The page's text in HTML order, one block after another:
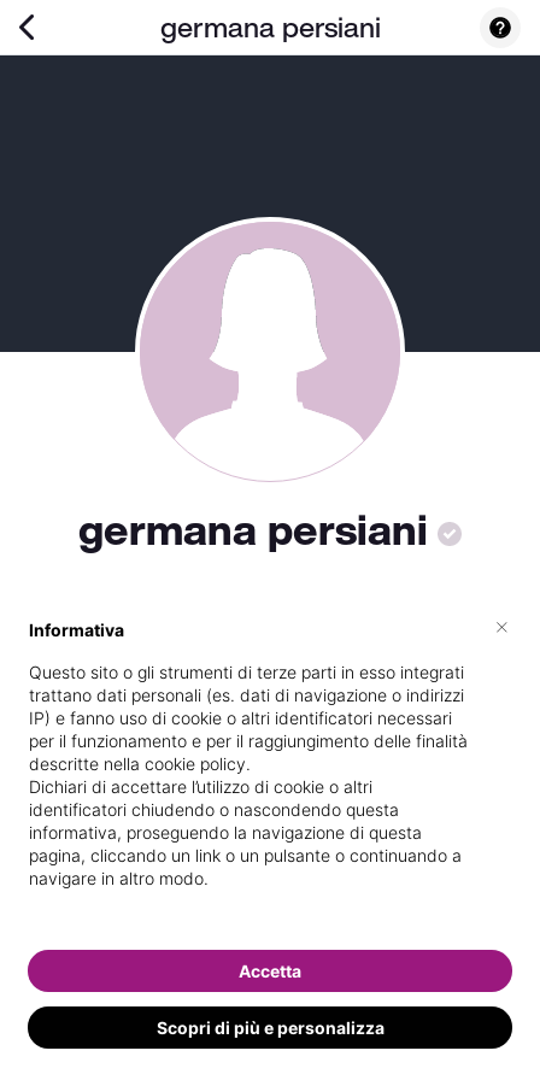
germana persiani
germana persiani
Specializzata inMassaggi del
benessere
Vedi le informazioni di germana
Informativa
Questo sito o gli strumenti di terze parti in esso integrati
trattano dati personali (es. dati di navigazione o indirizzi
IP) e fanno uso di cookie o altri identificatori necessari
per il funzionamento e per il raggiungimento delle finalità
descritte nella cookie policy.
Dichiari di accettare l’utilizzo di cookie o altri
identificatori chiudendo o nascondendo questa
informativa, proseguendo la navigazione di questa
pagina, cliccando un link o un pulsante o continuando a
navigare in altro modo.
Scopri di più e personalizza
Accetta
×